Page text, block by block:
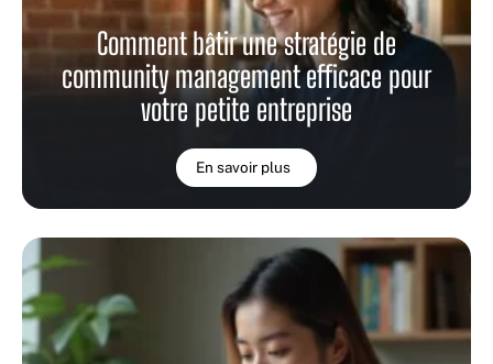
Comment bâtir une stratégie de
community management efficace pour
votre petite entreprise
En savoir plus